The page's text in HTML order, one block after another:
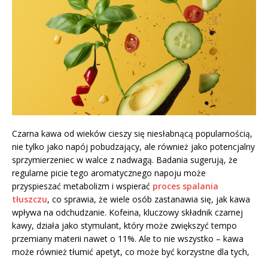
Czarna kawa od wieków cieszy się niesłabnącą popularnością,
nie tylko jako napój pobudzający, ale również jako potencjalny
sprzymierzeniec w walce z nadwagą. Badania sugerują, że
regularne picie tego aromatycznego napoju może
przyspieszać metabolizm i wspierać proces spalania
tłuszczu, co sprawia, że wiele osób zastanawia się, jak kawa
wpływa na odchudzanie. Kofeina, kluczowy składnik czarnej
kawy, działa jako stymulant, który może zwiększyć tempo
przemiany materii nawet o 11%. Ale to nie wszystko – kawa
może również tłumić apetyt, co może być korzystne dla tych,